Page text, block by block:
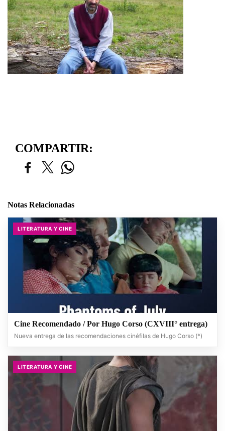
COMPARTIR:
Notas Relacionadas
LITERATURA Y CINE
Cine Recomendado / Por Hugo Corso (CXVIII° entrega)
Nueva entrega de las recomendaciones cinéfilas de Hugo Corso (*)
LITERATURA Y CINE